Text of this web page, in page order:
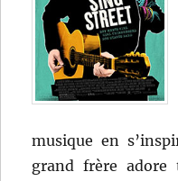
musique en
grand frère adore